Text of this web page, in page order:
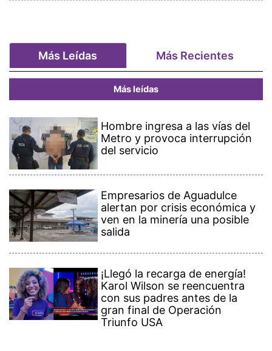
Más Leídas Más Recientes
Más leídas
Hombre ingresa a las vías del
Metro y provoca interrupción
del servicio
Empresarios de Aguadulce
alertan por crisis económica y
ven en la minería una posible
salida
¡Llegó la recarga de energía!
Karol Wilson se reencuentra
con sus padres antes de la
gran final de Operación
Triunfo USA